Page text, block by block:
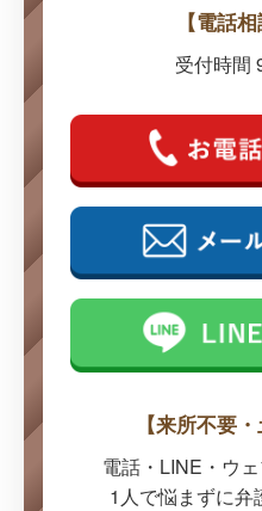
【電話
受付時間
【来所不要
電話・LINE・ウ
1人で悩まずに弁